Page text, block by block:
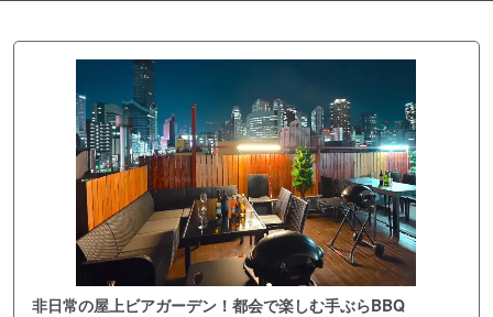
非日常の屋上ビアガーデン！都会で楽しむ手ぶらBBQ